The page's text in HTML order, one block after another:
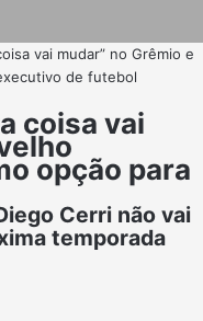
vai mudar” no Grêmio e
de futebol
coisa vai
opção para
Cerri não vai
temporada